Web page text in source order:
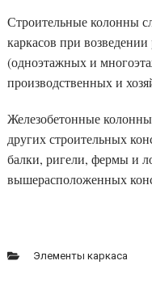
Строительные колонны
каркасов при
(одноэтажных и
производственных и
Железобетонные
других строительных
балки, ригели, фермы и
вышерасположенных
Элементы каркаса